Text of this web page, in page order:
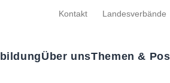
Kontakt Landesverbände
Über unsThemen &